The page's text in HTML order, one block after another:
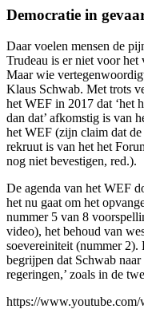
Democratie in
Daar voelen mensen de
Trudeau is er niet voor het
Maar wie
Klaus Schwab. Met trots
het WEF in 2017 dat ‘het
dan dat’ afkomstig is van
het WEF (zijn claim dat
rekruut is van het het
nog niet bevestigen, red.).
De agenda van het WEF
het nu gaat om het
nummer 5 van 8
video), het behoud van
soevereiniteit (nummer
begrijpen dat Schwab
regeringen,’ zoals in de
https://